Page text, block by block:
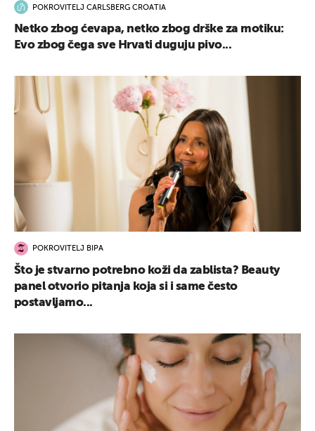
POKROVITELJ CARLSBERG CROATIA
Netko zbog ćevapa, netko zbog drške za motiku:
Evo zbog čega sve Hrvati duguju pivo...
POKROVITELJ BIPA
Što je stvarno potrebno koži da zablista? Beauty
panel otvorio pitanja koja si i same često
postavljamo...